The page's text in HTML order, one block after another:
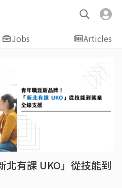
Jobs Articles
北有課 UKO」從技能到